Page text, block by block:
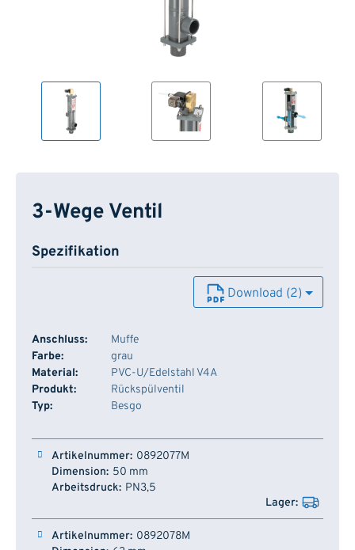
3-Wege Ventil
Spezifikation
Download (2)
Anschluss:
Muffe
Farbe:
grau
Material:
PVC-U/Edelstahl V4A
Produkt:
Rückspülventil
Typ:
Besgo
Artikelnummer Dimension
0892077M
50 mm
PN3,5
0892078M